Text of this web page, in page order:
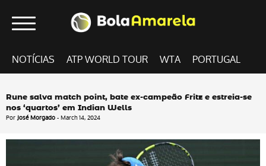
NOTÍCIAS ATP WORLD TOUR WTA PORTUGAL
Rune salva match point, bate ex-campeão Fritz e estreia-se
nos ‘quartos’ em Indian Wells
Por José Morgado - March 14, 2024